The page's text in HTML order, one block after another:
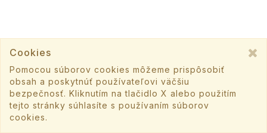
KONTAKT
+421 907 186 828
Cookies
Pomocou súborov cookies môžeme prispôsobiť
obsah a poskytnúť používateľovi väčšiu
bezpečnosť. Kliknutím na tlačidlo X alebo použitím
tejto stránky súhlasíte s používaním súborov
cookies.